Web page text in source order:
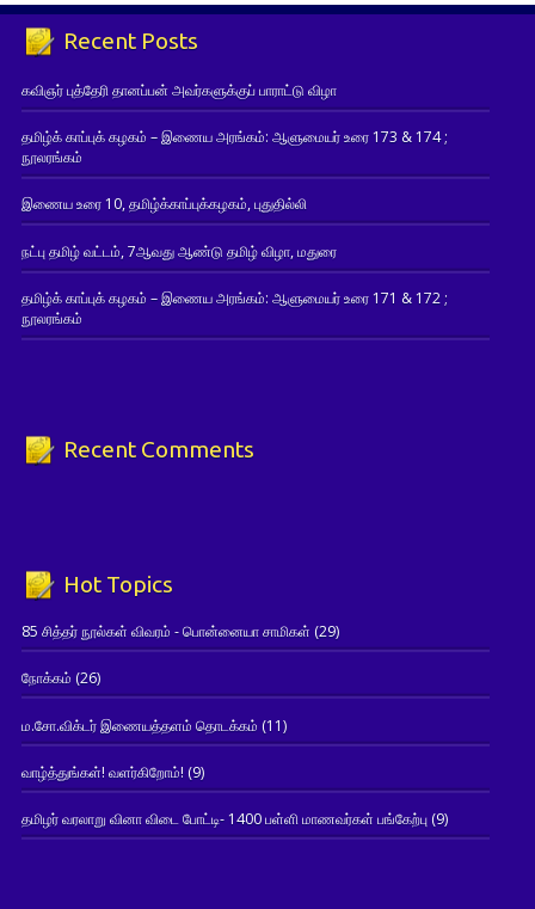
Recent Posts
கவிஞர் புத்தேரி தானப்பன் அவர்களுக்குப் பாராட்டு விழா
தமிழ்க் காப்புக் கழகம் – இணைய அரங்கம்: ஆளுமையர் உரை 173 & 174 ;
நூலரங்கம்
இணைய உரை 10, தமிழ்க்காப்புக்கழகம், புதுதில்லி
நட்பு தமிழ் வட்டம், 7ஆவது ஆண்டு தமிழ் விழா, மதுரை
தமிழ்க் காப்புக் கழகம் – இணைய அரங்கம்: ஆளுமையர் உரை 171 & 172 ;
நூலரங்கம்
Recent Comments
Hot Topics
85 சித்தர் நூல்கள் விவரம் - பொன்னையா சாமிகள் (29)
நோக்கம் (26)
ம.சோ.விக்டர் இணையத்தளம் தொடக்கம் (11)
வாழ்த்துங்கள்! வளர்கிறோம்! (9)
தமிழர் வரலாறு வினா விடை போட்டி- 1400 பள்ளி மாணவர்கள் பங்கேற்பு(9)